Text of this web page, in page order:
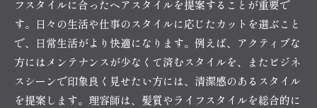
フスタイルに合ったヘアスタイルを提案することが重要で
す。日々の生活や仕事のスタイルに応じたカットを選ぶこと
で、日常生活がより快適になります。例えば、アクティブな
方にはメンテナンスが少なくて済むスタイルを、またビジネ
スシーンで印象良く見せたい方には、清潔感のあるスタイル
を提案します。理容師は、髪質やライフスタイルを総合的に